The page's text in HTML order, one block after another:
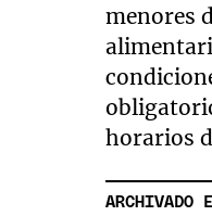
menores
horarios
ARCHIVADO